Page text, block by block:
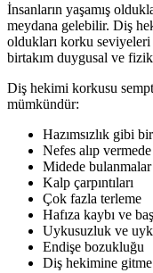
İnsanların yaşamış
meydana gelebilir. Diş
oldukları korku
birtakım duygusal ve
Diş hekimi korkusu
mümkündür:
Hazımsızlık gibi
Nefes alıp
Midede bulanmalar
Kalp çarpıntıları
Çok fazla terleme
Hafıza kaybı ve
Uykusuzluk ve
Endişe bozukluğu
Diş hekimine